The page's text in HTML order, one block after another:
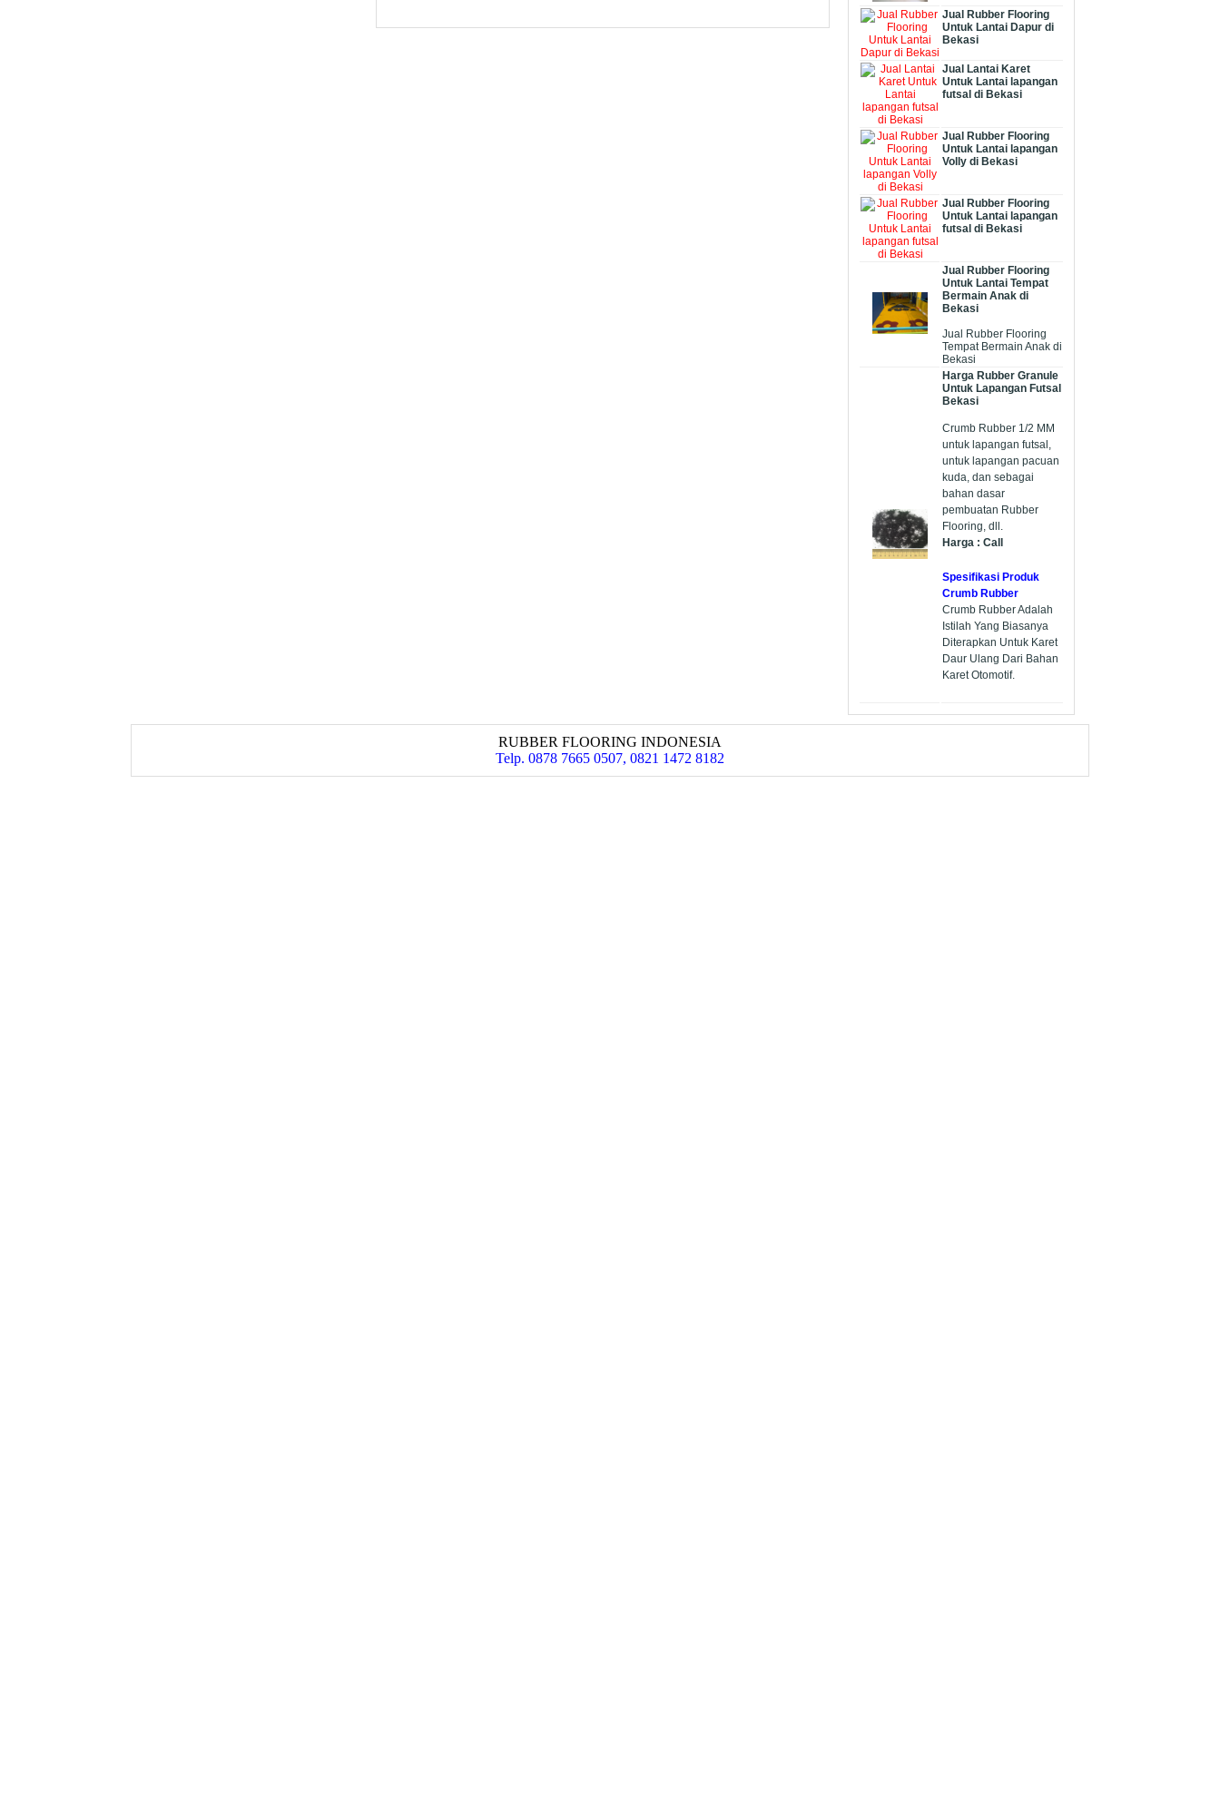
Jual Rubber Flooring
Untuk Lantai Dapur di
Bekasi
Jual Lantai Karet
Untuk Lantai lapangan
futsal di Bekasi
Jual Rubber Flooring
Untuk Lantai lapangan
Volly di Bekasi
Jual Rubber Flooring
Untuk Lantai lapangan
futsal di Bekasi
Jual Rubber Flooring
Untuk Lantai Tempat
Bermain Anak di
Bekasi
Jual Rubber Flooring
Tempat Bermain Anak di
Bekasi
Harga Rubber Granule
Untuk Lapangan Futsal
Bekasi
Crumb Rubber 1/2 MM
untuk lapangan futsal,
untuk lapangan pacuan
kuda, dan sebagai
bahan dasar
pembuatan Rubber
Flooring, dll.
Harga : Call
Spesifikasi Produk
Crumb Rubber
Crumb Rubber Adalah
Istilah Yang Biasanya
Diterapkan Untuk Karet
Daur Ulang Dari Bahan
Karet Otomotif.
RUBBER FLOORING INDONESIA
Telp. 0878 7665 0507, 0821 1472 8182